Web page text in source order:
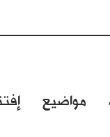
مواضيع